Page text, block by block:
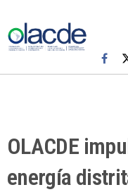
OLACDE
energía